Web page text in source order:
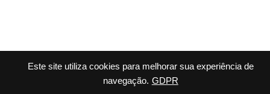
Este site utiliza cookies para melhorar sua experiência de
navegação. GDPR